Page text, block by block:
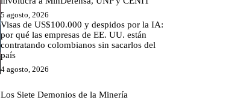
5 agosto, 2026
Visas de US$100.000 y despidos por la IA:
por qué las empresas de EE. UU. están
contratando colombianos sin sacarlos del
país
4 agosto, 2026
Los Siete Demonios de la Minería